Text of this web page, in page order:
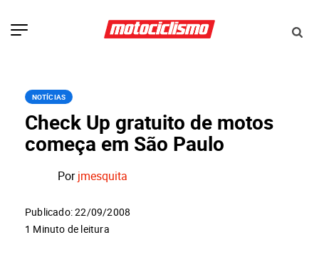
NOTÍCIAS
Check Up gratuito de motos
começa em São Paulo
Porjmesquita
Publicado: 22/09/2008
1 Minuto de leitura